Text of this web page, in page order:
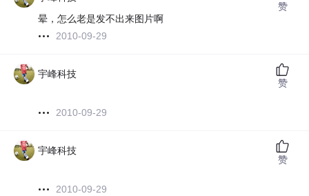
晕，怎么老是发不出来图片啊
2010-09-29
赞
宇峰科技
2010-09-29
赞
宇峰科技
2010-09-29
赞